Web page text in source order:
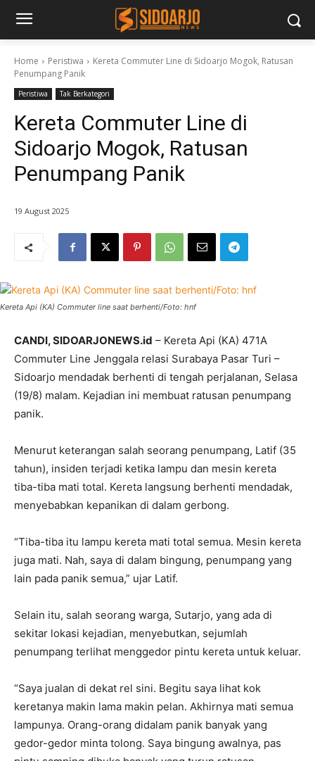
Home Peristiwa
Kereta Commuter Line di Sidoarjo Mogok, Ratusan
Penumpang Panik
Peristiwa Tak Berkategori
Kereta Commuter Line di
Sidoarjo Mogok, Ratusan
Penumpang Panik
19 August 2025
Kereta Api (KA) Commuter line saat berhenti/Foto: hnf
CANDI, SIDOARJONEWS.id – Kereta Api (KA) 471A
Commuter Line Jenggala relasi Surabaya Pasar Turi –
Sidoarjo mendadak berhenti di tengah perjalanan, Selasa
(19/8) malam. Kejadian ini membuat ratusan penumpang
panik.
Menurut keterangan salah seorang penumpang, Latif (35
tahun), insiden terjadi ketika lampu dan mesin kereta
tiba-tiba mati total. Kereta langsung berhenti mendadak,
menyebabkan kepanikan di dalam gerbong.
“Tiba-tiba itu lampu kereta mati total semua. Mesin kereta
juga mati. Nah, saya di dalam bingung, penumpang yang
lain pada panik semua,” ujar Latif.
Selain itu, salah seorang warga, Sutarjo, yang ada di
sekitar lokasi kejadian, menyebutkan, sejumlah
penumpang terlihat menggedor pintu kereta untuk keluar.
“Saya jualan di dekat rel sini. Begitu saya lihat kok
keretanya makin lama makin pelan. Akhirnya mati semua
lampunya. Orang-orang didalam panik banyak yang
gedor-gedor minta tolong. Saya bingung awalnya, pas